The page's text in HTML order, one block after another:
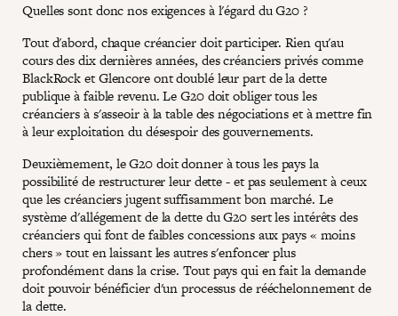
Quelles sont donc nos exigences à l'égard du G20 ?
Tout d'abord, chaque créancier doit participer. Rien qu'au
cours des dix dernières années, des créanciers privés comme
BlackRock et Glencore ont doublé leur part de la dette
publique à faible revenu. Le G20 doit obliger tous les
créanciers à s'asseoir à la table des négociations et à mettre fin
à leur exploitation du désespoir des gouvernements.
Deuxièmement, le G20 doit donner à tous les pays la
possibilité de restructurer leur dette - et pas seulement à ceux
que les créanciers jugent suffisamment bon marché. Le
système d'allégement de la dette du G20 sert les intérêts des
créanciers qui font de faibles concessions aux pays « moins
chers » tout en laissant les autres s'enfoncer plus
profondément dans la crise. Tout pays qui en fait la demande
doit pouvoir bénéficier d'un processus de rééchelonnement de
la dette.